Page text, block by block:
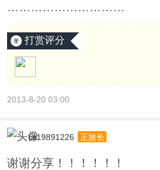
…………………………
打赏评分
2013-8-20 03:00
cs19891226 正旅长
谢谢分享！！！！！！